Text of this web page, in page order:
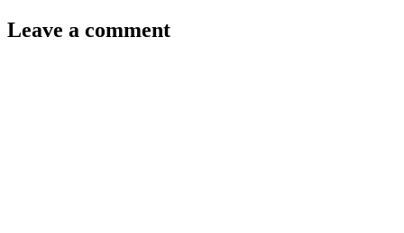
Leave a comment